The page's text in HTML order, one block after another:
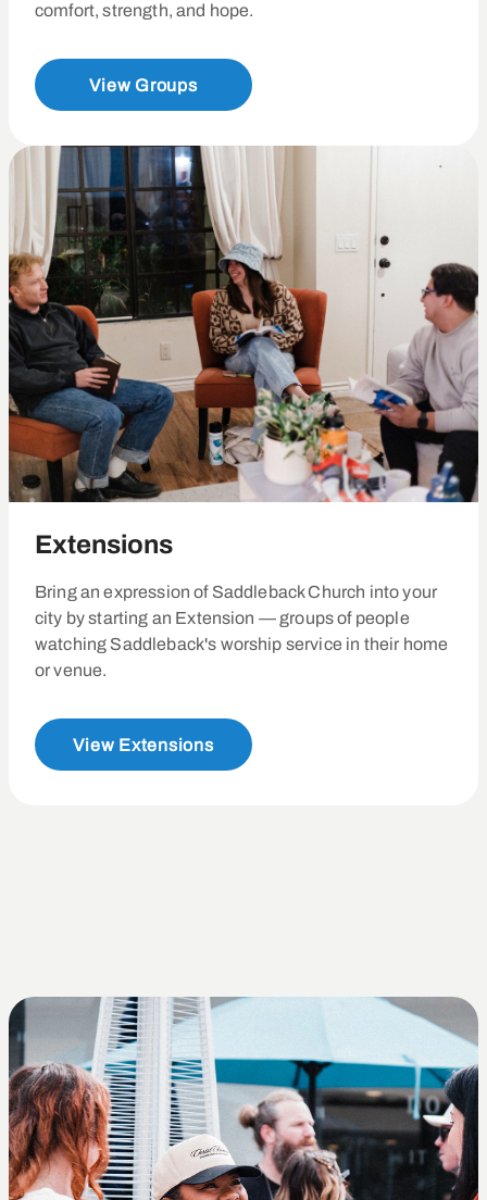
comfort, strength, and hope.
View Groups
Extensions
Bring an expression of Saddleback Church into your
city by starting an Extension — groups of people
watching Saddleback's worship service in their home
or venue.
View Extensions